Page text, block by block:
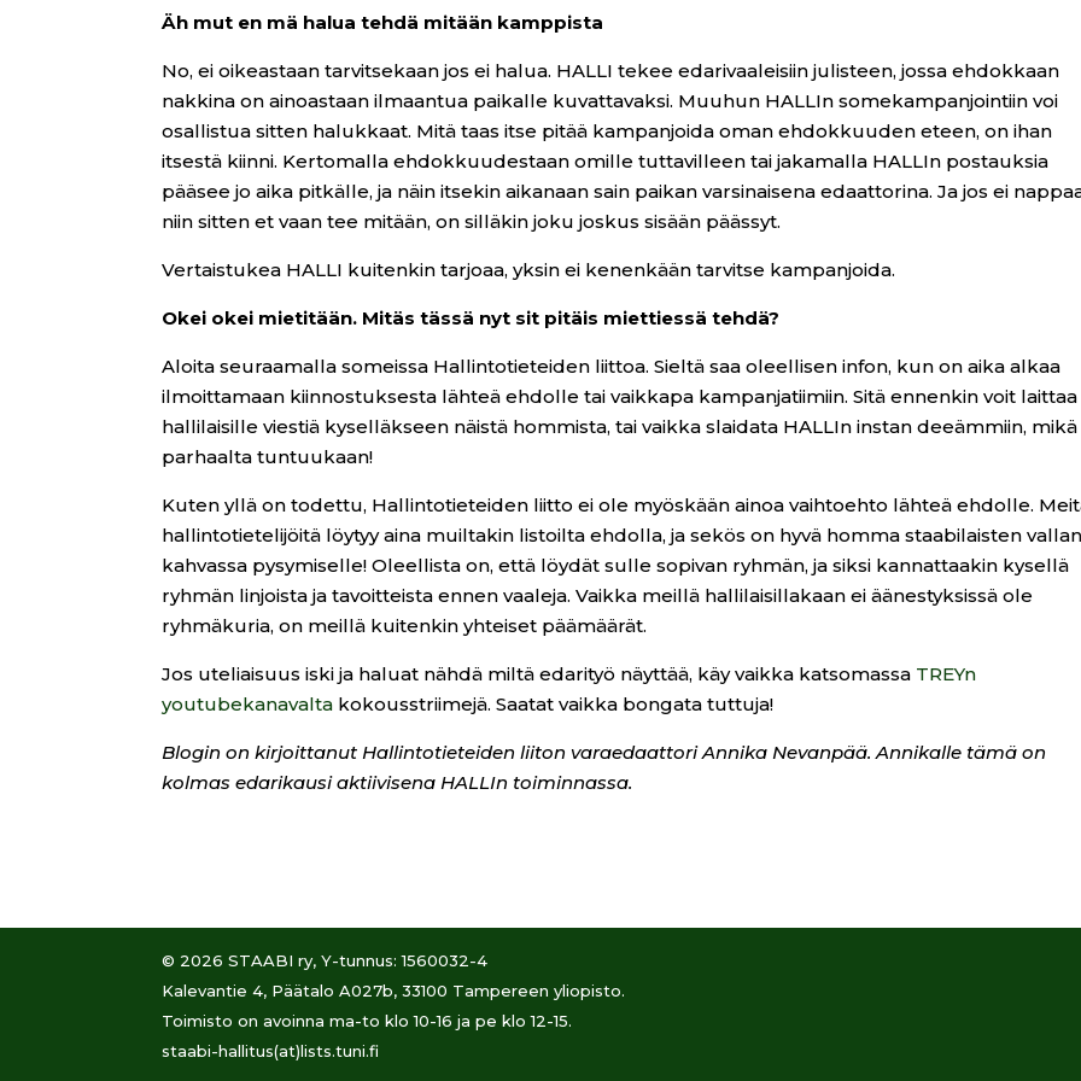
Äh mut en mä halua tehdä mitään kamppista
No, ei oikeastaan tarvitsekaan jos ei halua. HALLI tekee edarivaaleisiin julisteen, jossa ehdokkaan
nakkina on ainoastaan ilmaantua paikalle kuvattavaksi. Muuhun HALLIn somekampanjointiin voi
osallistua sitten halukkaat. Mitä taas itse pitää kampanjoida oman ehdokkuuden eteen, on ihan
itsestä kiinni. Kertomalla ehdokkuudestaan omille tuttavilleen tai jakamalla HALLIn postauksia
pääsee jo aika pitkälle, ja näin itsekin aikanaan sain paikan varsinaisena edaattorina. Ja jos ei
niin sitten et vaan tee mitään, on silläkin joku joskus sisään päässyt.
Vertaistukea HALLI kuitenkin tarjoaa, yksin ei kenenkään tarvitse kampanjoida.
Okei okei mietitään. Mitäs tässä nyt sit pitäis miettiessä tehdä?
Aloita seuraamalla someissa Hallintotieteiden liittoa. Sieltä saa oleellisen infon, kun on aika alkaa
ilmoittamaan kiinnostuksesta lähteä ehdolle tai vaikkapa kampanjatiimiin. Sitä ennenkin voit laittaa
hallilaisille viestiä kyselläkseen näistä hommista, tai vaikka slaidata HALLIn instan deeämmiin,
parhaalta tuntuukaan!
Kuten yllä on todettu, Hallintotieteiden liitto ei ole myöskään ainoa vaihtoehto lähteä ehdolle.
hallintotietelijöitä löytyy aina muiltakin listoilta ehdolla, ja sekös on hyvä homma staabilaisten vallan
kahvassa pysymiselle! Oleellista on, että löydät sulle sopivan ryhmän, ja siksi kannattaakin kysellä
ryhmän linjoista ja tavoitteista ennen vaaleja. Vaikka meillä hallilaisillakaan ei äänestyksissä ole
ryhmäkuria, on meillä kuitenkin yhteiset päämäärät.
Jos uteliaisuus iski ja haluat nähdä miltä edarityö näyttää, käy vaikka katsomassa TREYn
youtubekanavalta kokousstriimejä. Saatat vaikka bongata tuttuja!
Blogin on kirjoittanut Hallintotieteiden liiton varaedaattori Annika Nevanpää. Annikalle tämä on
kolmas edarikausi aktiivisena HALLIn toiminnassa.
© 2026 STAABI ry, Y-tunnus: 1560032-4
Kalevantie 4, Päätalo A027b, 33100 Tampereen yliopisto.
Toimisto on avoinna ma-to klo 10-16 ja pe klo 12-15.
staabi-hallitus(at)lists.tuni.fi